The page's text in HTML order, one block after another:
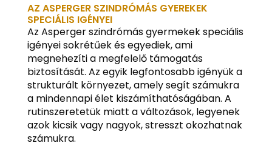
AZ ASPERGER SZINDRÓMÁS GYEREKEK
SPECIÁLIS IGÉNYEI
Az Asperger szindrómás gyermekek speciális
igényei sokrétűek és egyediek, ami
megnehezíti a megfelelő támogatás
biztosítását. Az egyik legfontosabb igényük a
strukturált környezet, amely segít számukra
a mindennapi élet kiszámíthatóságában. A
rutinszeretetük miatt a változások, legyenek
azok kicsik vagy nagyok, stresszt okozhatnak
számukra.